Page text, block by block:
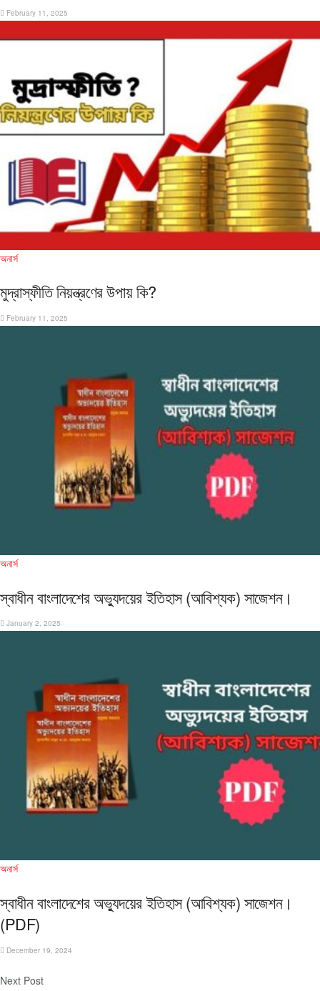
February 11, 2025
অনার্স
মুদ্রাস্ফীতি নিয়ন্ত্রণের উপায় কি?
February 11, 2025
অনার্স
স্বাধীন বাংলাদেশের অভ্যুদয়ের ইতিহাস (আবিশ্যক) সাজেশন।
January 2, 2025
অনার্স
স্বাধীন বাংলাদেশের অভ্যুদয়ের ইতিহাস (আবিশ্যক) সাজেশন।
(PDF)
December 19, 2024
Next Post